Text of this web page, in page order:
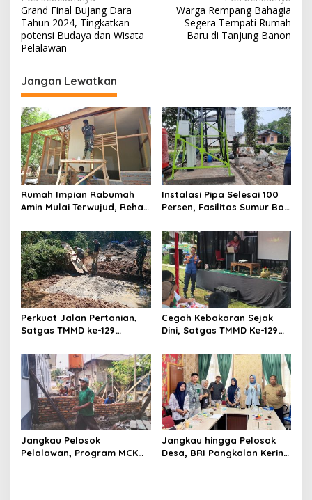
a
v
g
a
s
i
p
o
s
Grand Final Bujang Dara
Tahun 2024, Tingkatkan
potensi Budaya dan Wisata
Pelalawan
Warga Rempang Bahagia
Segera Tempati Rumah
Baru di Tanjung Banon
Jangan Lewatkan
Rumah Impian Rabumah
Amin Mulai Terwujud, Rehab
0102/Pidie Tembus 51
Persen
Instalasi Pipa Selesai 100
Persen, Fasilitas Sumur Bor
0313/KPR Masuki Tahap
Finis
Perkuat Jalan Pertanian,
Satgas TMMD ke-129
Bersama Warga
Cegah Kebakaran Sejak
Dini, Satgas TMMD Ke-129
Penyuluhan di Pangkalan
Terap
Jangkau Pelosok
Pelalawan, Program MCK
Jangkau hingga Pelosok
Desa, BRI Pangkalan Kerinci